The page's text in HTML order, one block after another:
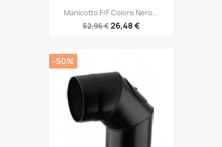
Manicotto F/F Colore Nero...
52,96 €26,48 €
-50%